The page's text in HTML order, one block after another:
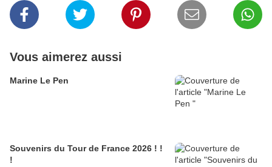
Vous aimerez aussi
Marine Le Pen
Souvenirs du Tour de France 2026 ! !
!